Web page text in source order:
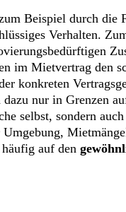
Beispiel durch die
Verhalten.
im Mietvertrag den
konkreten
nur in Grenzen
selbst, sondern
auf den